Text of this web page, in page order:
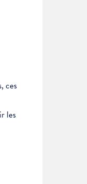
ces
les